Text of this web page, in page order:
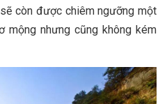
còn được chiêm ngưỡng một
mộng nhưng cũng không kém